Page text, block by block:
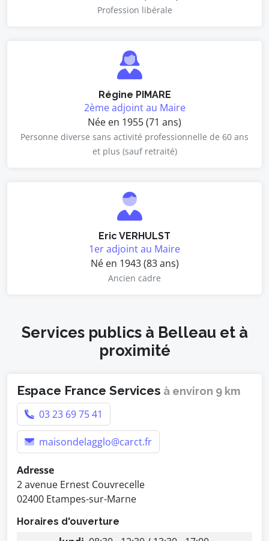
Profession libérale
Régine PIMARE
2ème adjoint au Maire
Née en 1955 (71 ans)
Personne diverse sans activité professionnelle de 60 ans
et plus (sauf retraité)
Eric VERHULST
1er adjoint au Maire
Né en 1943 (83 ans)
Ancien cadre
Services publics à Belleau et à
proximité
Espace France Services à environ 9 km
03 23 69 75 41
maisondelagglo@carct.fr
Adresse
2 avenue Ernest Couvrecelle
02400 Etampes-sur-Marne
Horaires d'ouverture